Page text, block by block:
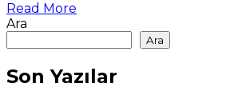
Read More
Ara
Ara
Son Yazılar